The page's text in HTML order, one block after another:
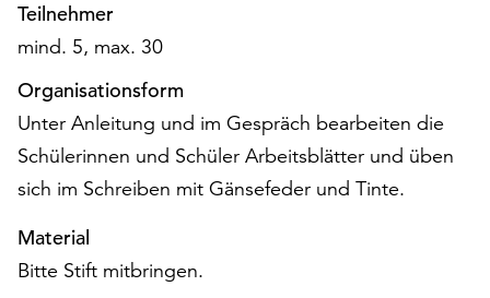
werden
auch
Ihr
Einverständnis
weiterhin
ausgeführt.
Sie
die
Teilnehmer
mind. 5, max. 30
Organisationsform
Unter Anleitung und im Gespräch bearbeiten die
Schülerinnen und Schüler Arbeitsblätter und üben
sich im Schreiben mit Gänsefeder und Tinte.
Material
Bitte Stift mitbringen.